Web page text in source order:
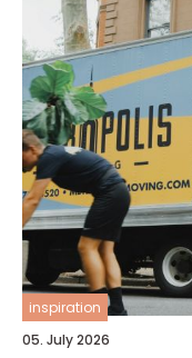
inspiration
05. July 2026